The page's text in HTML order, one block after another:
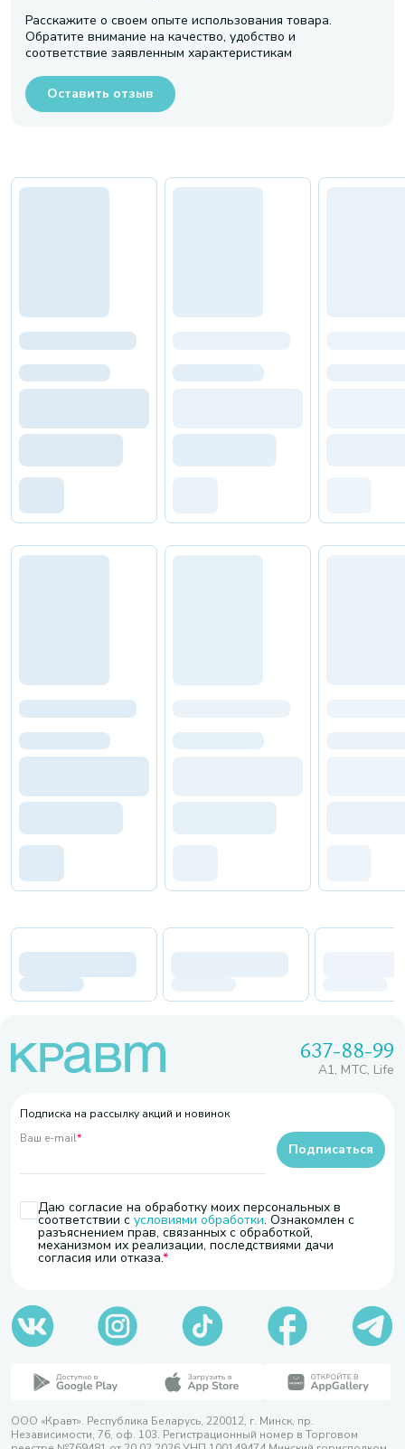
Расскажите о своем опыте использования товара.
Обратите внимание на качество, удобство и
соответствие заявленным характеристикам
Оставить отзыв
637-88-99
A1, МТС, Life
Подписка на рассылку акций и новинок
Ваш e-mail*
Даю согласие на обработку моих персональных в
соответствии с условиями обработки. Ознакомлен с
разъяснением прав, связанных с обработкой,
механизмом их реализации, последствиями дачи
согласия или отказа.
Подписаться
ООО «Кравт». Республика Беларусь, 220012, г. Минск, пр.
Независимости, 76, оф. 103. Регистрационный номер в Торговом